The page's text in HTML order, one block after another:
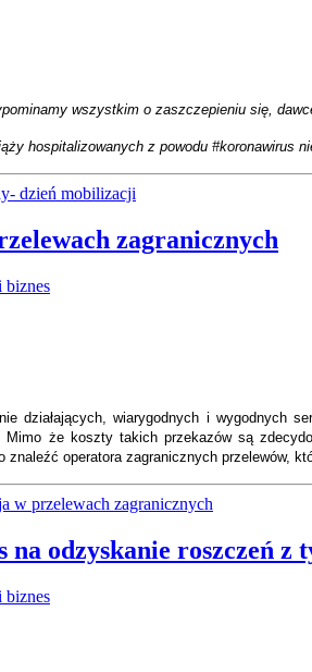
wszystkim o zaszczepieniu się,
hospitalizowanych z powodu #koronawirus
dzień mobilizacji
zagranicznych
biznes
działających, wiarygodnych i wygodnych
Mimo że koszty takich przekazów są
znaleźć operatora zagranicznych przelewów,
w przelewach zagranicznych
na odzyskanie roszczeń z
biznes